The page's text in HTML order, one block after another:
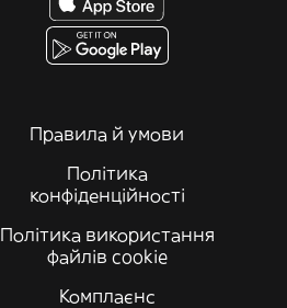
Правила й умови
Політика
конфіденційності
Політика використання
файлів cookie
Комплаєнс